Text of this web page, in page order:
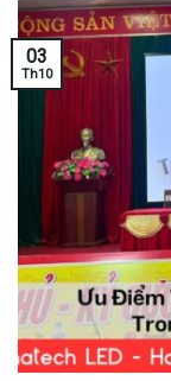
03
Th10